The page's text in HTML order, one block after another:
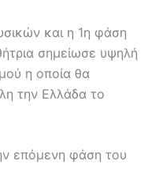
και η 1η φάση
σημείωσε υψηλή
η οποία θα
την Ελλάδα το
επόμενη φάση του